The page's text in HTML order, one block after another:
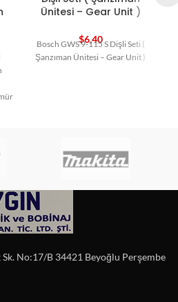
Ünitesi – Gear Unit )
$6,40
Bosch GWS 9-115 S Dişli Seti (
Şanzıman Ünitesi – Gear Unit )
Sk. No:17/B 34421 Beyoğlu Perşembe